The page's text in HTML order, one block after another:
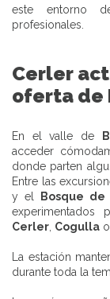
este entorno
profesionales.
Cerler
oferta de
En el valle de
acceder
donde parten
Entre las
y el
Bosque
experimentados
Cerler Cogulla o
La estación
durante toda la